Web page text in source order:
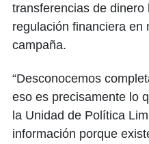
transferencias de
regulación financiera en
campaña.
“Desconocemos
eso es precisamente lo
la Unidad de Política
información porque